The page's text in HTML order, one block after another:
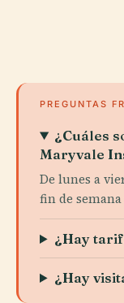
PREGUNTAS
¿Cuáles
Maryvale
De lunes a
fin de
¿Hay
¿Hay